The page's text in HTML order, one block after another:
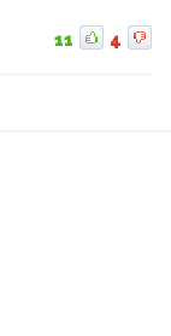
11 4